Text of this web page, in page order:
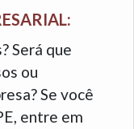
Será que
ou
Se você
entre em